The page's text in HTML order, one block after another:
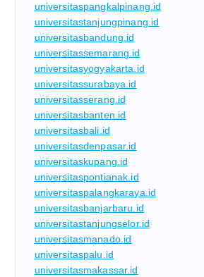
universitaspangkalpinang.id
universitastanjungpinang.id
universitasbandung.id
universitassemarang.id
universitasyogyakarta.id
universitassurabaya.id
universitasserang.id
universitasbanten.id
universitasbali.id
universitasdenpasar.id
universitaskupang.id
universitaspontianak.id
universitaspalangkaraya.id
universitasbanjarbaru.id
universitastanjungselor.id
universitasmanado.id
universitaspalu.id
universitasmakassar.id